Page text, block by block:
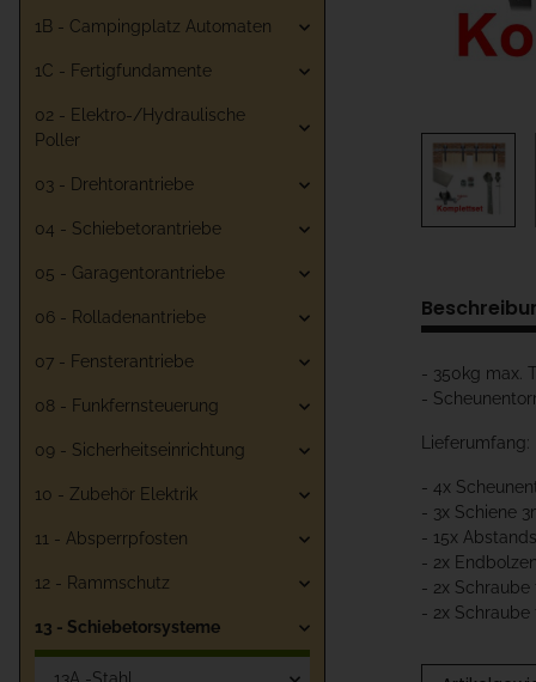
- 350kg max.
-
Lieferumfang:
- 4x
- 3x Schiene
- 15x
- 2x
- 2x
- 2x
1B - Campingplatz Automaten
1C - Fertigfundamente
02 - Elektro-/Hydraulische
Poller
03 - Drehtorantriebe
04 - Schiebetorantriebe
05 - Garagentorantriebe
06 - Rolladenantriebe
07 - Fensterantriebe
08 - Funkfernsteuerung
09 - Sicherheitseinrichtung
10 - Zubehör Elektrik
11 - Absperrpfosten
12 - Rammschutz
13 - Schiebetorsysteme